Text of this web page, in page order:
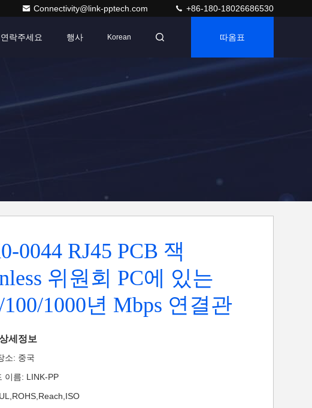
Connectivity@link-pptech.com +86-180-18026686530
연락주세요 행사 Korean 따옴표
0044 RJ45 PCB 잭
위원회 PC에 있는
100/1000년 Mbps 연결관
세정보
소: 중국
이름: LINK-PP